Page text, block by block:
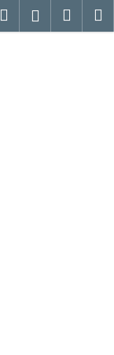
Hľadať